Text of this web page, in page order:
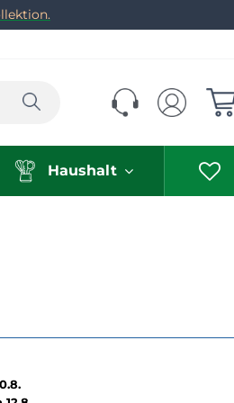
Suchen
Haushalt